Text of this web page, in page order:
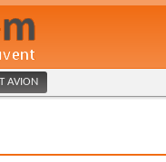
AVION